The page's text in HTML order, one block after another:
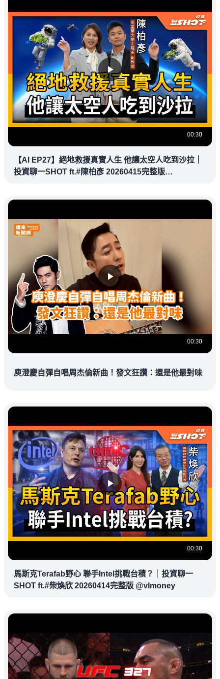
00:30
【AI EP27】絕地救援真實人生 他讓太空人吃到沙拉｜
投資聊一SHOT ft.#陳柏彥 20260415完整版
00:30
庾澄慶自彈自唱周杰倫新曲！發文狂讚：還是他最對味
00:30
馬斯克Terafab野心 聯手Intel挑戰台積？｜投資聊一
SHOT ft.#柴煥欣 20260414完整版 @vlmoney